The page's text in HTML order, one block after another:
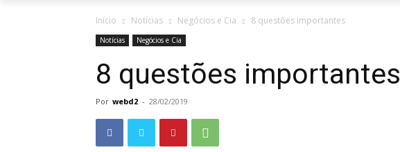
Início Notícias Negócios e Cia 8 questões importantes
Notícias Negócios e Cia
8 questões importantes
Por webd2 - 28/02/2019